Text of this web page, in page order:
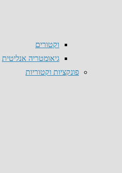
וקטורים
גיאומטריה אנליטית
פונקציות וקטוריות